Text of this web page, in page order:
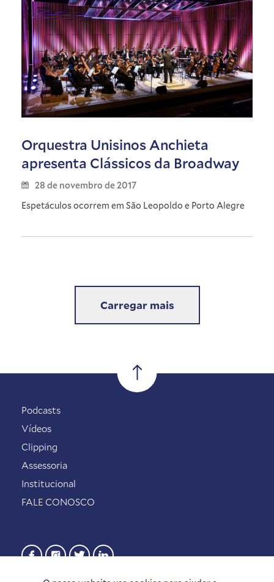
Orquestra Unisinos Anchieta
apresenta Clássicos da Broadway
28 de novembro de 2017
Espetáculos ocorrem em São Leopoldo e Porto Alegre
Carregar mais
Podcasts
Vídeos
Clipping
Assessoria
Institucional
FALE CONOSCO